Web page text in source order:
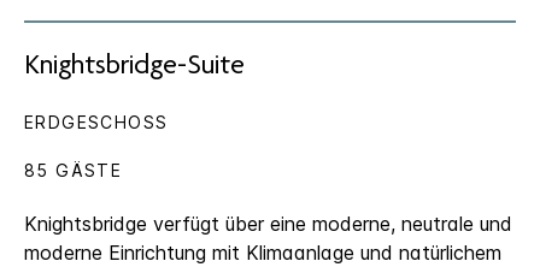
Knightsbridge-Suite
Knightsbridge verfügt über eine moderne, neutrale und
moderne Einrichtung mit Klimaanlage und natürlichem
ERDGESCHOSS
85 GÄSTE